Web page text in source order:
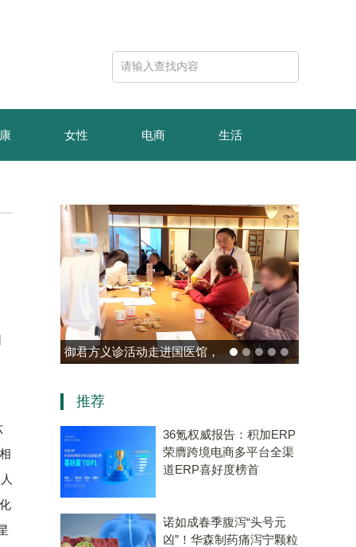
女性 电商 生活
玻色量子完成10亿元B轮融
算机赛道唯一代表！
推荐
36氪权威报告：积加ERP
荣膺跨境电商多平台全渠
道ERP喜好度榜首
诺如成春季腹泻“头号元
凶”！华森制药痛泻宁颗粒